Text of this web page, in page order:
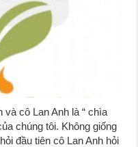
cô Lan Anh là “ chìa
chúng tôi. Không giống
đầu tiên cô Lan Anh hỏi